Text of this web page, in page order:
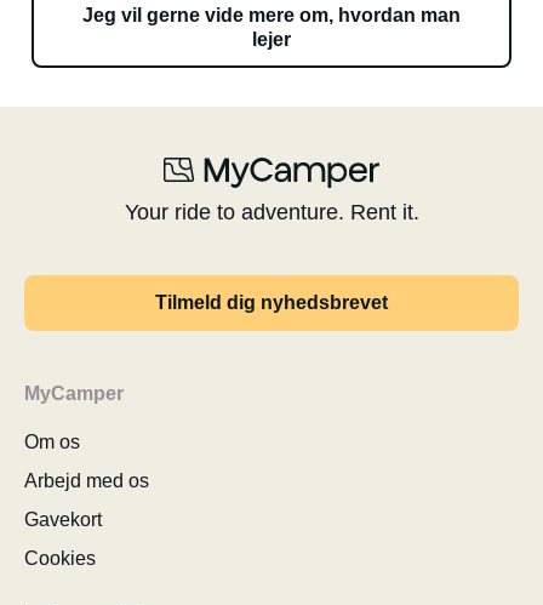
Jeg vil gerne vide mere om, hvordan man
lejer
Your ride to adventure. Rent it.
Tilmeld dig nyhedsbrevet
MyCamper
Om os
Arbejd med os
Gavekort
Cookies